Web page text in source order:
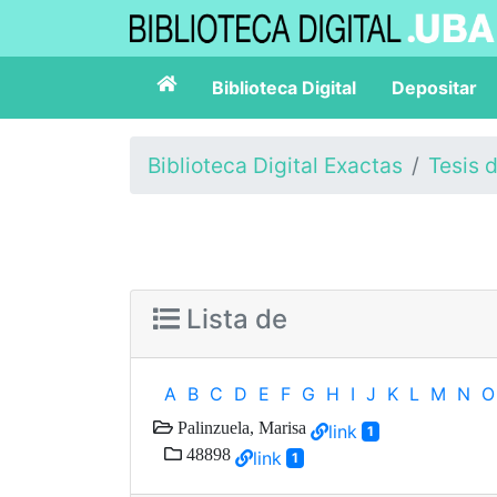
Biblioteca Digital Depositar
Biblioteca Digital Exactas Tesis
Lista de
A B C D E F G H I J K L M N O
Palinzuela, Marisa link 1
48898 link 1